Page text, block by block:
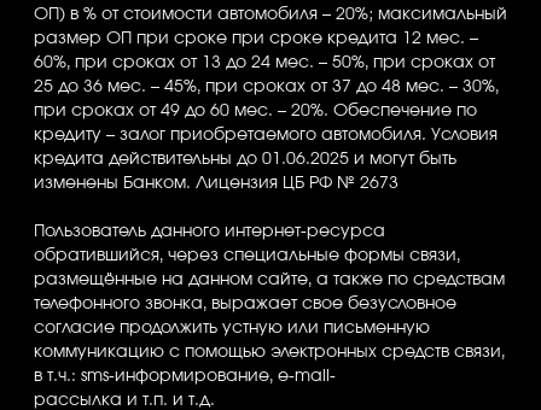
ОП) в % от стоимости автомобиля – 20%; максимальный
размер ОП при сроке при сроке кредита 12 мес. –
60%, при сроках от 13 до 24 мес. – 50%, при сроках от
25 до 36 мес. – 45%, при сроках от 37 до 48 мес. – 30%,
при сроках от 49 до 60 мес. – 20%. Обеспечение по
кредиту – залог приобретаемого автомобиля. Условия
кредита действительны до 01.06.2025 и могут быть
изменены Банком. Лицензия ЦБ РФ № 2673
Пользователь данного интернет-ресурса
обратившийся, через специальные формы связи,
размещённые на данном сайте, а также по средствам
телефонного звонка, выражает свое безусловное
согласие продолжить устную или письменную
коммуникацию с помощью электронных средств связи,
в т.ч.: sms-информирование, e-mail-
рассылка и т.п. и т.д.